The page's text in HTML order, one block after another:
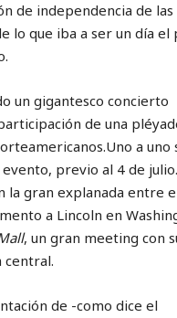
de independencia de
lo que iba a ser un día el
un gigantesco concierto
de una
a uno
previo al 4 de
la gran explanada entre
a Lincoln en
, un gran meeting con
central.
de -como dice el